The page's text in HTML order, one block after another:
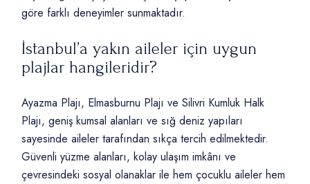
göre farklı deneyimler sunmaktadır.
İstanbul’a yakın aileler için uygun
plajlar hangileridir?
Ayazma Plajı, Elmasburnu Plajı ve Silivri Kumluk Halk
Plajı, geniş kumsal alanları ve sığ deniz yapıları
sayesinde aileler tarafından sıkça tercih edilmektedir.
Güvenli yüzme alanları, kolay ulaşım imkânı ve
çevresindeki sosyal olanaklar ile hem çocuklu aileler hem